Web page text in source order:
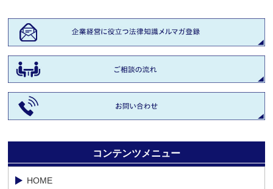
コンテンツメニュー
HOME